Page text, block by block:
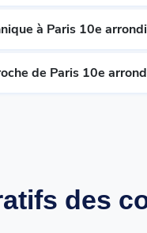
à Paris 10e
de Paris 10e
des